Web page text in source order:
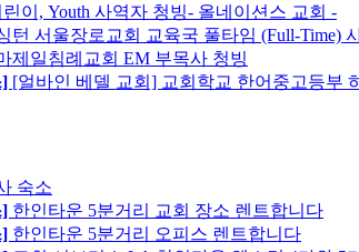
린이, Youth 사역자 청빙- 올네이션스 교회 -
턴 서울장로교회 교육국 풀타임 (Full-Time)
제일침례교회 EM 부목사 청빙
] [얼바인 베델 교회] 교회학교 한어중고등부
숙소
] 한인타운 5분거리 교회 장소 렌트합니다
] 한인타운 5분거리 오피스 렌트합니다